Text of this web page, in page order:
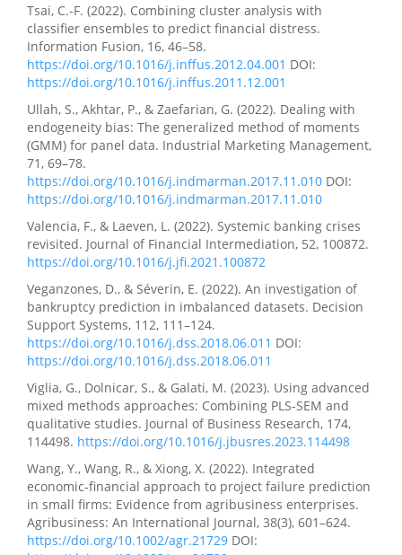
Tsai, C.-F. (2022). Combining cluster analysis with
classifier ensembles to predict financial distress.
Information Fusion, 16, 46–58.
https://doi.org/10.1016/j.inffus.2012.04.001 DOI:
https://doi.org/10.1016/j.inffus.2011.12.001
Ullah, S., Akhtar, P., & Zaefarian, G. (2022). Dealing with
endogeneity bias: The generalized method of moments
(GMM) for panel data. Industrial Marketing Management,
71, 69–78.
https://doi.org/10.1016/j.indmarman.2017.11.010 DOI:
https://doi.org/10.1016/j.indmarman.2017.11.010
Valencia, F., & Laeven, L. (2022). Systemic banking crises
revisited. Journal of Financial Intermediation, 52, 100872.
https://doi.org/10.1016/j.jfi.2021.100872
Veganzones, D., & Séverin, E. (2022). An investigation of
bankruptcy prediction in imbalanced datasets. Decision
Support Systems, 112, 111–124.
https://doi.org/10.1016/j.dss.2018.06.011 DOI:
https://doi.org/10.1016/j.dss.2018.06.011
Viglia, G., Dolnicar, S., & Galati, M. (2023). Using advanced
mixed methods approaches: Combining PLS-SEM and
qualitative studies. Journal of Business Research, 174,
114498. https://doi.org/10.1016/j.jbusres.2023.114498
Wang, Y., Wang, R., & Xiong, X. (2022). Integrated
economic-financial approach to project failure prediction
in small firms: Evidence from agribusiness enterprises.
Agribusiness: An International Journal, 38(3), 601–624.
https://doi.org/10.1002/agr.21729 DOI: